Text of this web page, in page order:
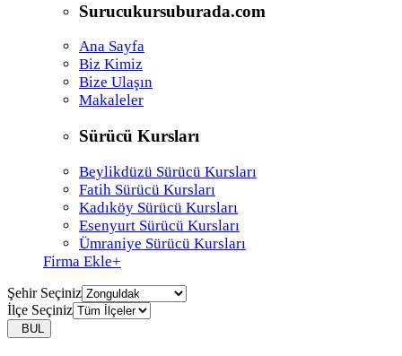
Surucukursuburada.com
Ana Sayfa
Biz Kimiz
Bize Ulaşın
Makaleler
Sürücü Kursları
Beylikdüzü Sürücü Kursları
Fatih Sürücü Kursları
Kadıköy Sürücü Kursları
Esenyurt Sürücü Kursları
Ümraniye Sürücü Kursları
Firma Ekle+
Şehir Seçiniz
İlçe Seçiniz
BUL